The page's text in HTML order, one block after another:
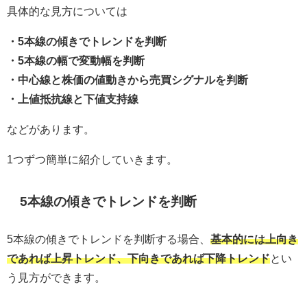
具体的な見方については
・5本線の傾きでトレンドを判断
・5本線の幅で変動幅を判断
・中心線と株価の値動きから売買シグナルを判断
・上値抵抗線と下値支持線
などがあります。
1つずつ簡単に紹介していきます。
5本線の傾きでトレンドを判断
5本線の傾きでトレンドを判断する場合、 基本的には上向き
であれば上昇トレンド、下向きであれば下降トレンドとい
う見方ができます。